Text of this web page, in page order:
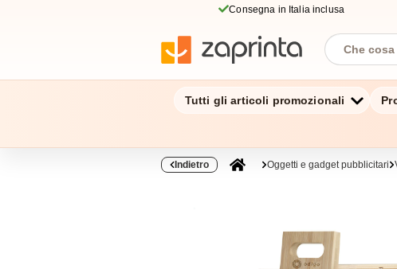
Consegna in Italia inclusa
Tutti gli articoli promozionali
Indietro Oggetti e gadget pubblicitari